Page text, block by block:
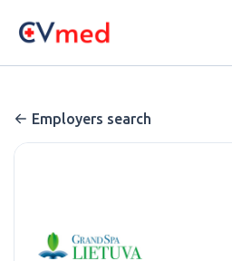
Employers search